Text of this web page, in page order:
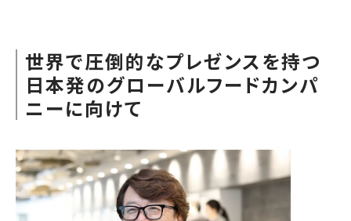
世界で圧倒的なプレゼンスを持つ
日本発のグローバルフードカンパ
ニーに向けて